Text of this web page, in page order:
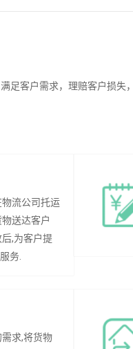
足客户需求，理赔客户损失
流公司托运
送达客户
,为客户提
务.
求,将货物